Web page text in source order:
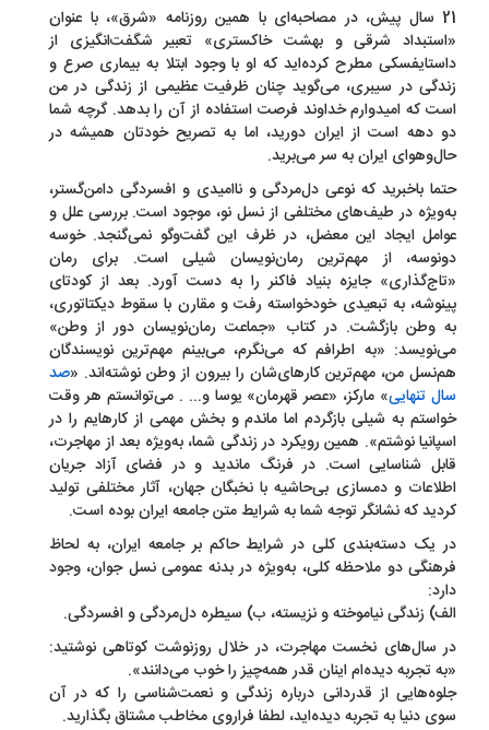
21 سال پیش، در مصاحبه‌ای با همین روزنامه «شرق»، با عنوان
شرقی و بهشت خاکستری» تعبیر شگفت‌انگیزی از
مطرح کرده‌اید که او با وجود ابتلا به بیماری صرع و
در سیبری، می‌گوید چنان ظرفیت عظیمی از زندگی در من
که امیدوارم خداوند فرصت استفاده از آن را بدهد. گرچه شما
دهه است از ایران دورید، اما به تصریح خودتان همیشه در
ایران به سر می‌برید.
باخبرید که نوعی دل‌مردگی و ناامیدی و افسردگی دامن‌گستر،
در طیف‌های مختلفی از نسل نو، موجود است. بررسی علل و
ایجاد این معضل، در ظرف این گفت‌وگو نمی‌گنجد. خوسه
از مهم‌ترین رمان‌نویسان شیلی است. برای رمان
جایزه بنیاد فاکنر را به دست آورد. بعد از کودتای
به تبعیدی خودخواسته رفت و مقارن با سقوط دیکتاتوری،
وطن بازگشت. در کتاب «جماعت رمان‌نویسان دور از وطن»
«به اطرافم که می‌نگرم، می‌بینم مهم‌ترین نویسندگان
من، مهم‌ترین کارهای‌شان را بیرون از وطن نوشته‌اند. «صد
تنهایی» مارکز، «عصر قهرمان» یوسا و... . می‌توانستم هر وقت
به شیلی بازگردم اما ماندم و بخش مهمی از کارهایم را در
نوشتم». همین رویکرد در زندگی شما، به‌ویژه بعد از مهاجرت،
شناسایی است. در فرنگ ماندید و در فضای آزاد جریان
و دمسازی بی‌حاشیه با نخبگان جهان، آثار مختلفی تولید
که نشانگر توجه شما به شرایط متن جامعه ایران بوده است.
یک دسته‌بندی کلی در شرایط حاکم بر جامعه ایران، به لحاظ
دو ملاحظه کلی، به‌ویژه در بدنه عمومی نسل جوان، وجود
زندگی نیاموخته و نزیسته، ب) سیطره دل‌مردگی و افسردگی.
سال‌های نخست مهاجرت، در خلال روزنوشت کوتاهی نوشتید:
تجربه دیده‌ام اینان قدر همه‌چیز را خوب می‌دانند».
از قدردانی درباره زندگی و نعمت‌شناسی را که در آن
دنیا به تجربه دیده‌اید، لطفا فراروی مخاطب مشتاق بگذارید.